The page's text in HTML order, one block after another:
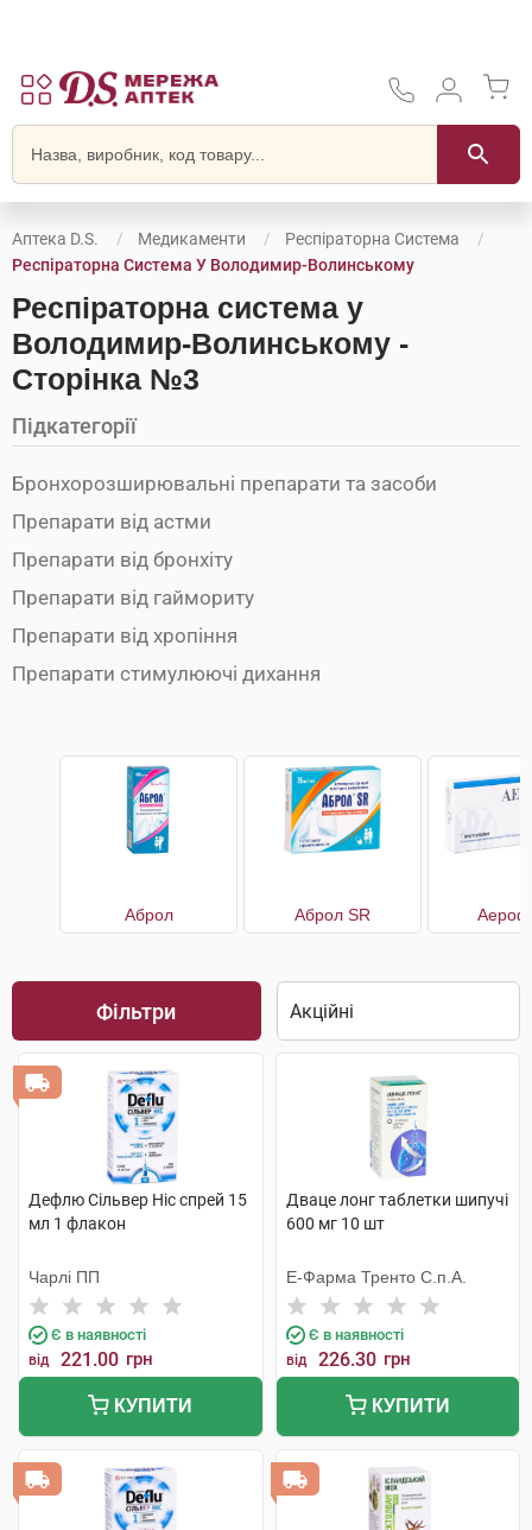
Аптека D.S. Медикаменти
Респіраторна Система
Респіраторна Система У Володимир-Волинському
Респіраторна система у
Володимир-Волинському -
Сторінка №3
Підкатегорії
Бронхорозширювальні препарати та засоби
Препарати від астми
Препарати від бронхіту
Препарати від гаймориту
Препарати від хропіння
Препарати стимулюючі дихання
Аброл Аброл SR
Фільтри
Дефлю Сільвер Ніс спрей 15
мл 1 флакон
Чарлі ПП
Є в наявності
від 221.00 грн
КУПИТИ
Дваце лонг таблетки шипучі
600 мг 10 шт
Е-Фарма Тренто С.п.А.
Є в наявності
від 226.30 грн
КУПИТИ